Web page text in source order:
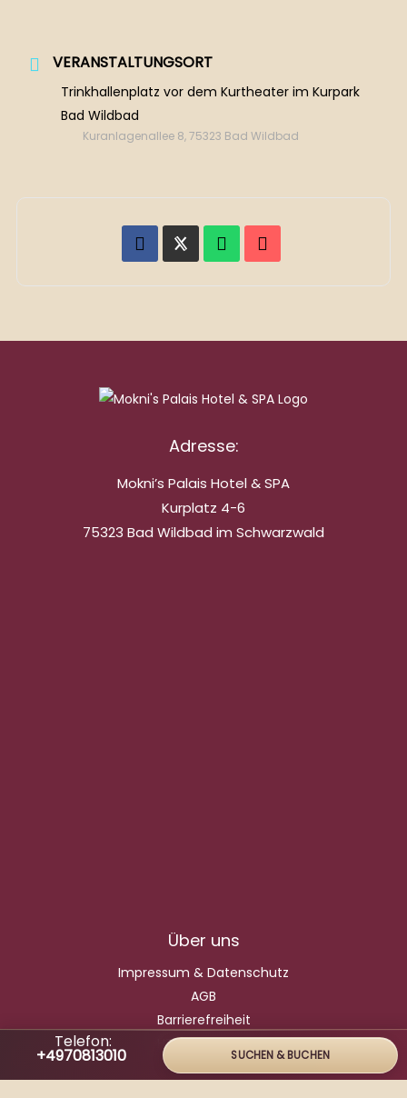
VERANSTALTUNGSORT
Trinkhallenplatz vor dem Kurtheater im Kurpark
Bad Wildbad
Kuranlagenallee 8, 75323 Bad Wildbad
Adresse:
Mokni’s Palais Hotel & SPA
Kurplatz 4-6
75323 Bad Wildbad im Schwarzwald
Über uns
Impressum & Datenschutz
AGB
Barrierefreiheit
HTML-Sitemap
Telefon:
+4970813010 SUCHEN & BUCHEN